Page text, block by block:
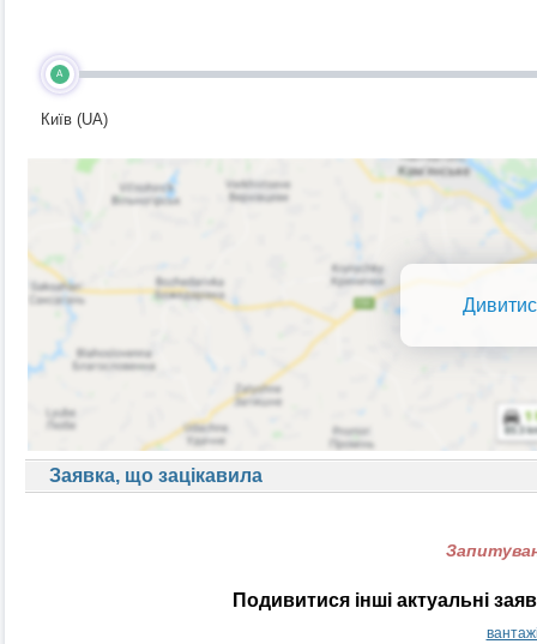
A
Київ (UA)
Заявка, що зацікавила
Подивитися інші актуальні